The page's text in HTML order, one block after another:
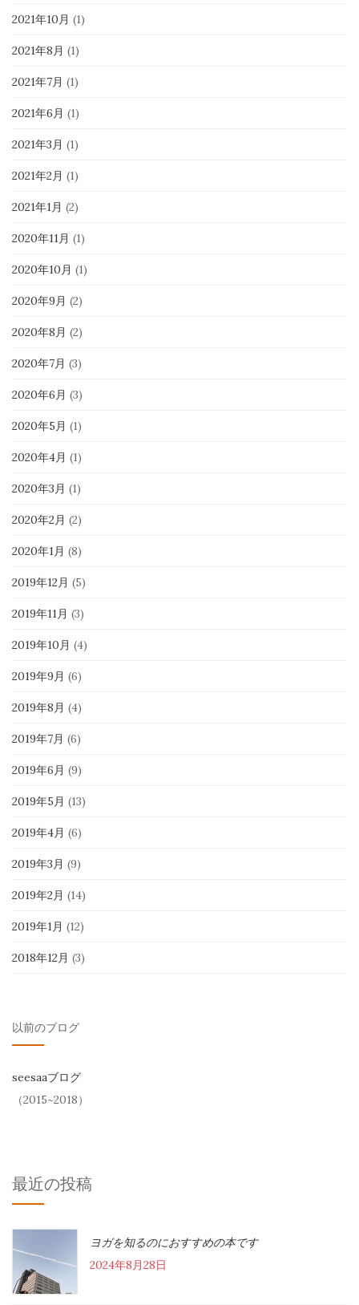
2021年10月 (1)
2021年8月 (1)
2021年7月 (1)
2021年6月 (1)
2021年3月 (1)
2021年2月 (1)
2021年1月 (2)
2020年11月 (1)
2020年10月 (1)
2020年9月 (2)
2020年8月 (2)
2020年7月 (3)
2020年6月 (3)
2020年5月 (1)
2020年4月 (1)
2020年3月 (1)
2020年2月 (2)
2020年1月 (8)
2019年12月 (5)
2019年11月 (3)
2019年10月 (4)
2019年9月 (6)
2019年8月 (4)
2019年7月 (6)
2019年6月 (9)
2019年5月 (13)
2019年4月 (6)
2019年3月 (9)
2019年2月 (14)
2019年1月 (12)
2018年12月 (3)
以前のブログ
seesaaブログ
（2015~2018）
最近の投稿
ヨガを知るのにおすすめの本です
2024年8月28日